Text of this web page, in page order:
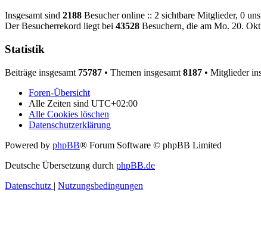
Insgesamt sind 2188 Besucher online :: 2 sichtbare Mitglieder, 0
Der Besucherrekord liegt bei 43528 Besuchern, die am Mo. 20.
Statistik
Beiträge insgesamt 75787 • Themen insgesamt 8187 • Mitglieder
Foren-Übersicht
Alle Zeiten sind UTC+02:00
Alle Cookies löschen
Datenschutzerklärung
Powered by phpBB® Forum Software © phpBB Limited
Deutsche Übersetzung durch phpBB.de
Datenschutz | Nutzungsbedingungen